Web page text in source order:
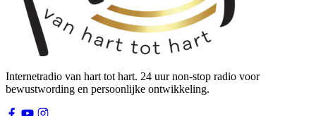
Internetradio van hart tot hart. 24 uur non-stop radio voor
bewustwording en persoonlijke ontwikkeling.